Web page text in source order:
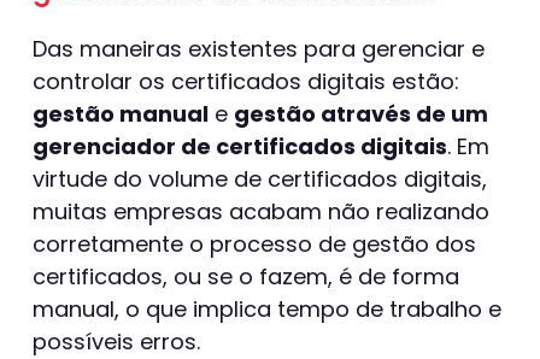
Das maneiras existentes para gerenciar e
controlar os certificados digitais estão:
gestão manuale gestão através de um
gerenciador de certificados digitais. Em
virtude do volume de certificados digitais,
muitas empresas acabam não realizando
corretamente o processo de gestão dos
certificados, ou se o fazem, é de forma
manual, o que implica tempo de trabalho e
possíveis erros.